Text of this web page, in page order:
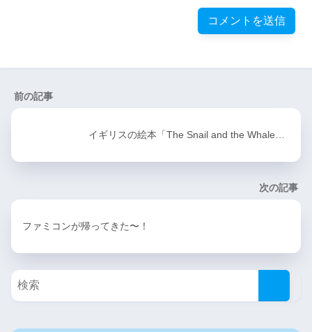
前の記事
イギリスの絵本「The Snail and the Whale…
次の記事
ファミコンが帰ってきた〜！